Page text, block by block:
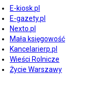
E-kiosk.pl
E-gazety.pl
Nexto.pl
Mała księgowość
Kancelarierp.pl
Wieści Rolnicze
Życie Warszawy